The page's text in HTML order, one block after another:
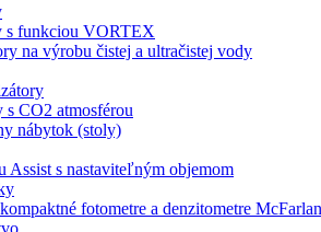
s funkciou VORTEX
na výrobu čistej a ultračistej vody
s CO2 atmosférou
nábytok (stoly)
Assist s nastaviteľným objemom
fotometre a denzitometre